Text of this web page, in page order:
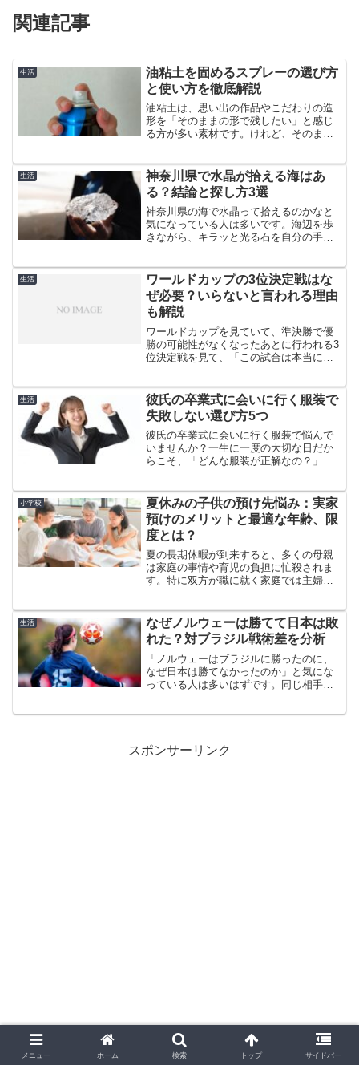
関連記事
生活
油粘土を固めるスプレーの選び方
と使い方を徹底解説
油粘土は、思い出の作品やこだわりの造
形を「そのままの形で残したい」と感じ
る方が多い素材です。けれど、そのまま
粘土を固めるスプレー」です。このペー
ジでは、スプレーの選び方...
生活
神奈川県で水晶が拾える海はあ
る？結論と探し方3選
神奈川県の海で水晶って拾えるのかなと
気になっている人は多いです。海辺を歩
きながら、キラッと光る石を自分の手で
「ここへ行けば高確率で水晶が拾える」
と言い切れる定番スポット...
生活
ワールドカップの3位決定戦はな
ぜ必要？いらないと言われる理由
も解説
ワールドカップを見ていて、準決勝で優
勝の可能性がなくなったあとに行われる3
位決定戦を見て、「この試合は本当に必
がたまり、決勝進出を逃した直後では気
持ちを切り替えるのも簡...
生活
彼氏の卒業式に会いに行く服装で
失敗しない選び方5つ
彼氏の卒業式に会いに行く服装で悩んで
いませんか？一生に一度の大切な日だか
らこそ、「どんな服装が正解なの？」と
も親御さんも安心できる「失敗しない服
装選び」のコツがしっかり...
小学校
夏休みの子供の預け先悩み：実家
預けのメリットと最適な年齢、限
度とは？
夏の長期休暇が到来すると、多くの母親
は家庭の事情や育児の負担に忙殺されま
す。特に双方が職に就く家庭では主婦の
も多いでしょう。中でも親元への子ども
の預け入れは、安心感があっ...
生活
なぜノルウェーは勝てて日本は敗
れた？対ブラジル戦術差を分析
「ノルウェーはブラジルに勝ったのに、
なぜ日本は勝てなかったのか」と気にな
っている人は多いはずです。同じ相手と
スポンサーリンク
メニュー ホーム 検索 トップ サイドバー